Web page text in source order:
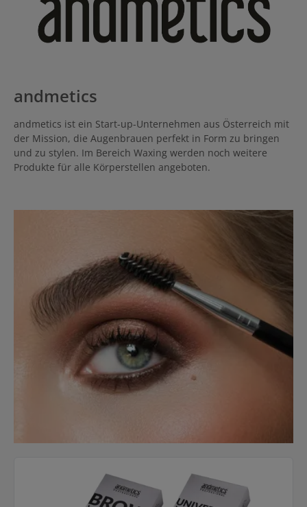
andmetics
andmetics ist ein Start-up-Unternehmen aus Österreich mit
der Mission, die Augenbrauen perfekt in Form zu bringen
und zu stylen. Im Bereich Waxing werden noch weitere
Produkte für alle Körperstellen angeboten.